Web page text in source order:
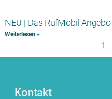
NEU | Das RufMobil
Weiterlesen »
1
Kontakt